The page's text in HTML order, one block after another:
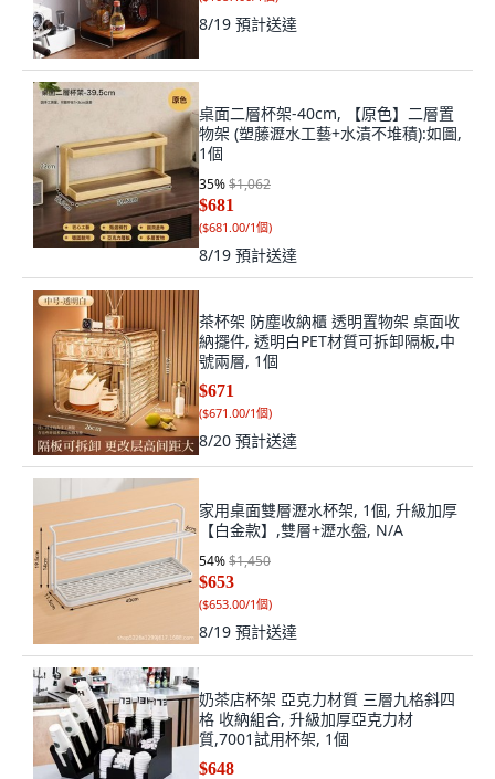
8/19 預計送達
桌面二層杯架-40cm, 【原色】二層置
物架 (塑藤瀝水工藝+水漬不堆積):如圖,
1個
35%$1,062
$681
($681.00/1個)
8/19 預計送達
茶杯架 防塵收納櫃 透明置物架 桌面收
納擺件, 透明白PET材質可拆卸隔板,中
號兩層, 1個
$671
($671.00/1個)
8/20 預計送達
家用桌面雙層瀝水杯架, 1個, 升級加厚
【白金款】,雙層+瀝水盤, N/A
54%$1,450
$653
($653.00/1個)
8/19 預計送達
奶茶店杯架 亞克力材質 三層九格斜四
格 收納組合, 升級加厚亞克力材
質,7001試用杯架, 1個
$648